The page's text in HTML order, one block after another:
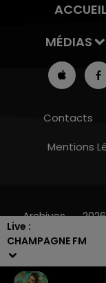
Live :
CHAMPAGNE FM
ACCUEIL
MÉDIAS
Contacts
Mentions
Archives 2026